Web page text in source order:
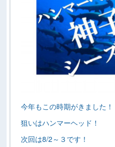
今年もこの時期がきました！
狙いはハンマーヘッド！
次回は8/2～３です！